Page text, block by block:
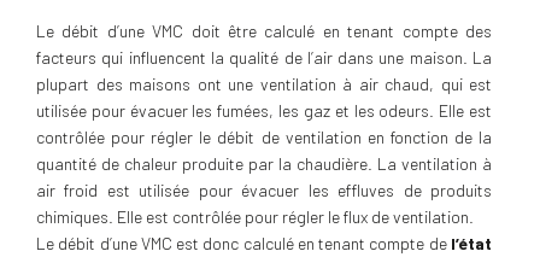
Le débit d’une VMC doit être calculé en tenant compte des
facteurs qui influencent la qualité de l’air dans une maison. La
plupart des maisons ont une ventilation à air chaud, qui est
utilisée pour évacuer les fumées, les gaz et les odeurs. Elle est
contrôlée pour régler le débit de ventilation en fonction de la
quantité de chaleur produite par la chaudière. La ventilation à
air froid est utilisée pour évacuer les effluves de produits
chimiques. Elle est contrôlée pour régler le flux de ventilation.
Le débit d’une VMC est donc calculé en tenant compte del’état